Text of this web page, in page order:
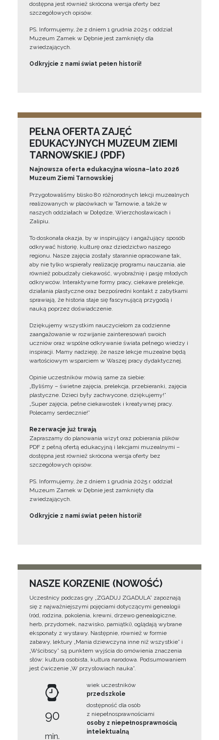
dostępna jest również skrócona wersja oferty bez
szczegółowych opisów.
PS. Informujemy, że z dniem 1 grudnia 2025 r. oddział
Muzeum Zamek w Dębnie jest zamknięty dla
zwiedzających.
Odkryjcie z nami świat pełen historii!
PEŁNA OFERTA ZAJĘĆ
EDUKACYJNYCH MUZEUM ZIEMI
TARNOWSKIEJ (PDF)
Najnowsza oferta edukacyjna wiosna–lato 2026
Muzeum Ziemi Tarnowskiej
Przygotowaliśmy blisko 80 różnorodnych lekcji muzealnych
realizowanych w placówkach w Tarnowie, a także w
naszych oddziałach w Dołędze, Wierzchosławicach i
Zalipiu.
To doskonała okazja, by w inspirujący i angażujący sposób
odkrywać historię, kulturę oraz dziedzictwo naszego
regionu. Nasze zajęcia zostały starannie opracowane tak,
aby nie tylko wspierały realizację programu nauczania, ale
również pobudzały ciekawość, wyobraźnię i pasję młodych
odkrywców. Interaktywne formy pracy, ciekawe prelekcje,
działania plastyczne oraz bezpośredni kontakt z zabytkami
sprawiają, że historia staje się fascynującą przygodą i
nauką poprzez doświadczenie.
Dziękujemy wszystkim nauczycielom za codzienne
zaangażowanie w rozwijanie zainteresowań swoich
uczniów oraz wspólne odkrywanie świata pełnego wiedzy i
inspiracji. Mamy nadzieję, że nasze lekcje muzealne będą
wartościowym wsparciem w Waszej pracy dydaktycznej.
Opinie uczestników mówią same za siebie:
„Byliśmy – świetne zajęcia, prelekcja, przebieranki, zajęcia
plastyczne. Dzieci były zachwycone, dziękujemy!”
„Super zajęcia, pełne ciekawostek i kreatywnej pracy.
Polecamy serdecznie!”
Rezerwacje już trwają
Zapraszamy do planowania wizyt oraz pobierania plików
PDF z pełną ofertą edukacyjną i lekcjami muzealnymi –
dostępna jest również skrócona wersja oferty bez
szczegółowych opisów.
PS. Informujemy, że z dniem 1 grudnia 2025 r. oddział
Muzeum Zamek w Dębnie jest zamknięty dla
zwiedzających.
Odkryjcie z nami świat pełen historii!
NASZE KORZENIE (NOWOŚĆ)
Uczestnicy podczas gry „ZGADUJ ZGADULA” zapoznają
się z najważniejszymi pojęciami dotyczącymi genealogii
(ród, rodzina, pokolenia, krewni, drzewo genealogiczne,
herb, przydomek, nazwisko, pamiątki), oglądają wybrane
eksponaty z wystawy. Następnie, również w formie
zabawy, lektury „Mania dziewczyna inne niż wszystkie” i
„Wścibscy” są punktem wyjścia do omówienia znaczenia
słów: kultura osobista, kultura narodowa. Podsumowaniem
jest ćwiczenie „W przysłowiach nauka”.
90
min.
wiek uczestników
przedszkole
dostępność dla osób
z niepełnosprawnościami
osoby z niepełnosprawnością
intelektualną